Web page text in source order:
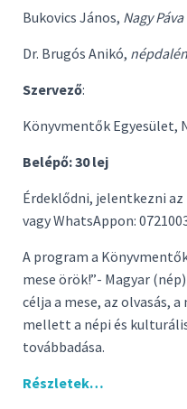
Bukovics János, Nagy
Dr. Brugós Anikó,
Szervező:
Könyvmentők Egyesület,
Belépő: 30 lej
Érdeklődni, jelentkezni
vagy WhatsAppon:
A program a
mese örök!”- Magyar
célja a mese, az olvasás,
mellett a népi és
továbbadása.
Részletek…